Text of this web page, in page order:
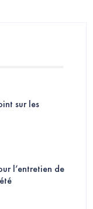
sur les
l’entretien de